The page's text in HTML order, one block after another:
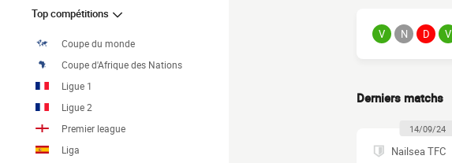
Top compétitions
Coupe du monde
Coupe d'Afrique des Nations
Ligue 1
Ligue 2
Premier league
Liga
V N D V
Derniers matchs
14/09/24
Nailsea TFC